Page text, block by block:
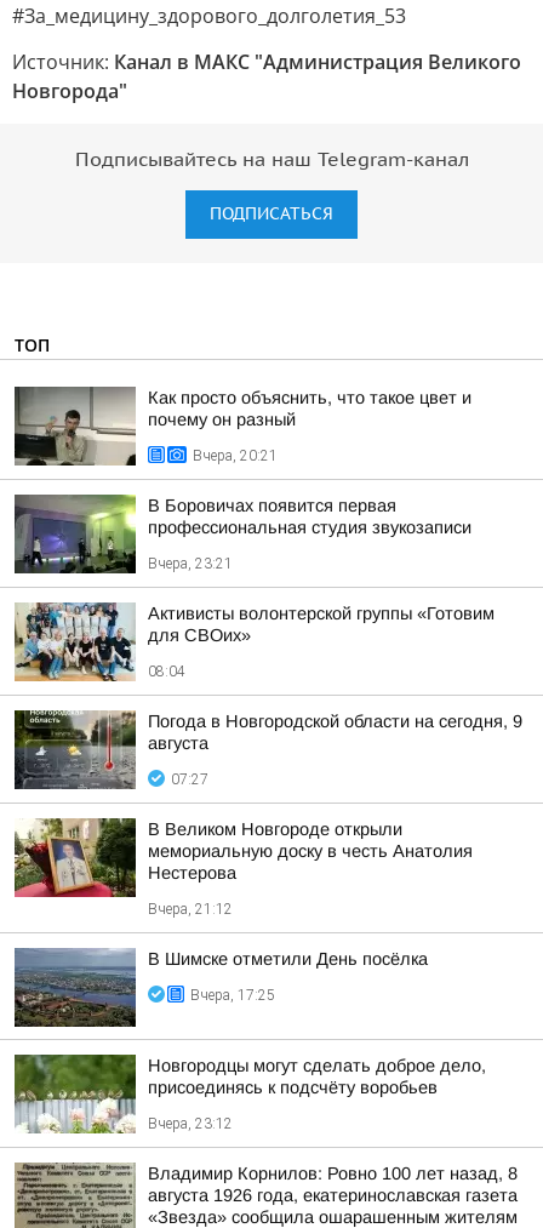
#За_медицину_здорового_долголетия_53
Источник: Канал в МАКС "Администрация Великого
Новгорода"
Подписывайтесь на наш Telegram-канал
ПОДПИСАТЬСЯ
ТОП
Как просто объяснить, что такое цвет и
почему он разный
Вчера, 20:21
В Боровичах появится первая
профессиональная студия звукозаписи
Вчера, 23:21
Активисты волонтерской группы «Готовим
для СВОих»
08:04
Погода в Новгородской области на сегодня, 9
августа
07:27
В Великом Новгороде открыли
мемориальную доску в честь Анатолия
Нестерова
Вчера, 21:12
В Шимске отметили День посёлка
Вчера, 17:25
Новгородцы могут сделать доброе дело,
присоединясь к подсчёту воробьев
Вчера, 23:12
Владимир Корнилов: Ровно 100 лет назад, 8
августа 1926 года, екатеринославская газета
«Звезда» сообщила ошарашенным жителям